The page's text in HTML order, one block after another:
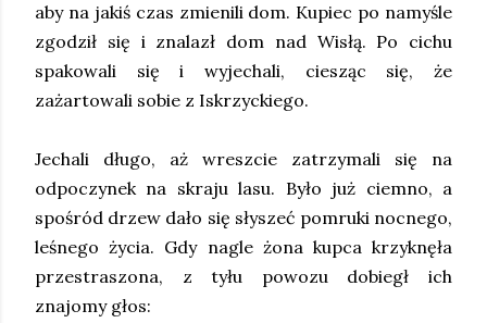
aby na jakiś czas zmienili dom. Kupiec po namyśle
zgodził się i znalazł dom nad Wisłą. Po cichu
spakowali się i wyjechali, ciesząc się, że
zażartowali sobie z Iskrzyckiego.
Jechali długo, aż wreszcie zatrzymali się na
odpoczynek na skraju lasu. Było już ciemno, a
spośród drzew dało się słyszeć pomruki nocnego,
leśnego życia. Gdy nagle żona kupca krzyknęła
przestraszona, z tyłu powozu dobiegł ich
znajomy głos: